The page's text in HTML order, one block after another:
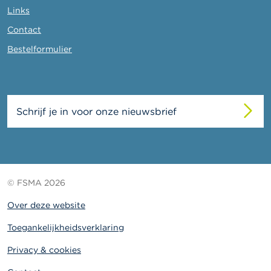
Links
Contact
Bestelformulier
Schrijf je in voor onze nieuwsbrief
© FSMA 2026
Over deze website
Toegankelijkheidsverklaring
Privacy & cookies